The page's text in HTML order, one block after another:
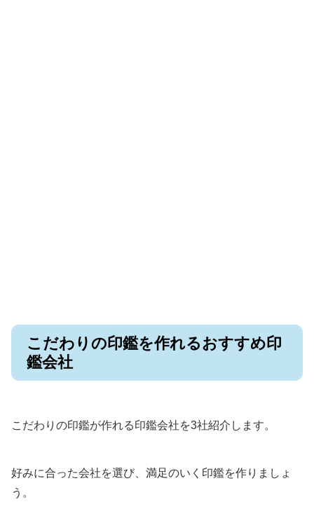
こだわりの印鑑を作れるおすすめ印
鑑会社
こだわりの印鑑が作れる印鑑会社を3社紹介します。
好みに合った会社を選び、満足のいく印鑑を作りましょ
う。